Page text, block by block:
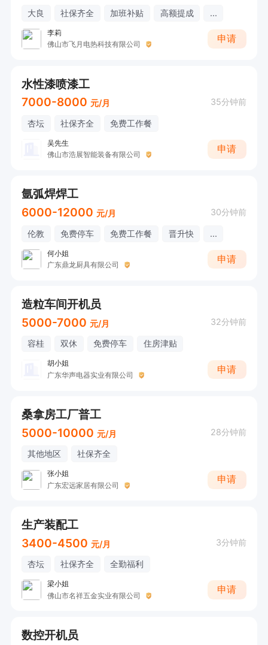
大良 社保齐全 加班补贴 高额提成 ...
李莉
佛山市飞月电热科技有限公司
申请
水性漆喷漆工
7000-8000 元/月 35分钟前
杏坛 社保齐全 免费工作餐
吴先生
佛山市浩展智能装备有限公司
申请
氩弧焊焊工
6000-12000 元/月 30分钟前
伦教 免费停车 免费工作餐 晋升快 ...
何小姐
广东鼎龙厨具有限公司
申请
造粒车间开机员
5000-7000 元/月 32分钟前
容桂 双休 免费停车 住房津贴
胡小姐
广东华声电器实业有限公司
申请
桑拿房工厂普工
5000-10000 元/月 28分钟前
其他地区 社保齐全
张小姐
广东宏远家居有限公司
申请
生产装配工
3400-4500 元/月 3分钟前
杏坛 社保齐全 全勤福利
梁小姐
佛山市名祥五金实业有限公司
申请
数控开机员